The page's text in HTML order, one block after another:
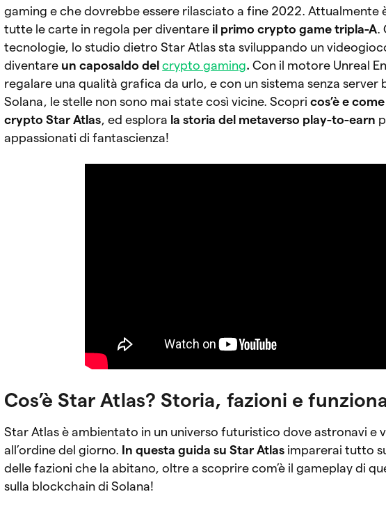
gaming e che dovrebbe essere rilasciato a fine 2022. Attualmente
tutte le carte in regola per diventare il primo crypto game tripla-A
tecnologie, lo studio dietro Star Atlas sta sviluppando un
diventare un caposaldo delcrypto gaming. Con il motore Unreal
regalare una qualità grafica da urlo, e con un sistema senza server
Solana, le stelle non sono mai state così vicine. Scopricos’è e
crypto Star Atlas , ed esplora la storia del metaverso play-to-earn
appassionati di fantascienza!
Cos’è Star Atlas? Storia, fazioni e
Star Atlas è ambientato in un universo futuristico dove astronavi e
all’ordine del giorno. In questa guida su Star Atlas imparerai tutto
delle fazioni che la abitano, oltre a scoprire com’è il gameplay di
sulla blockchain di Solana!